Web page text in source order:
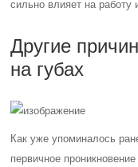
сильно влияет на
Другие
на губах
Как уже упоминалось
первичное